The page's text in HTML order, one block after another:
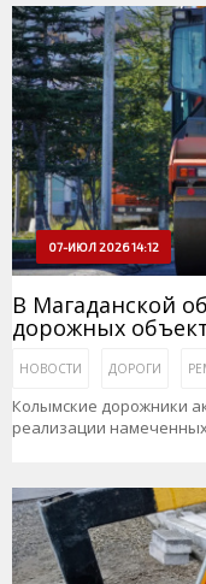
07-ИЮЛ 2026 14:12
В Магаданской
дорожных
НОВОСТИ ДОРОГИ
Колымские дорожники
реализации